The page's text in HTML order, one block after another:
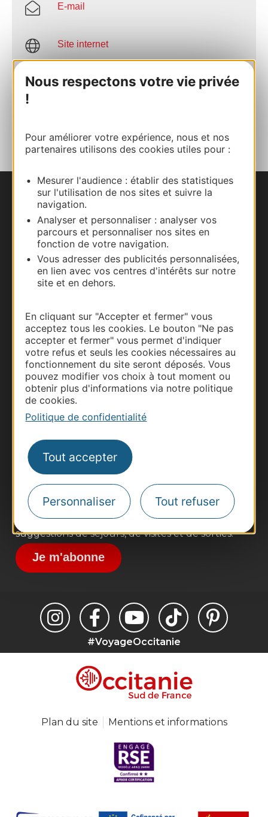
Nous respectons votre vie privée
!
Pour améliorer votre expérience, nous et nos
partenaires utilisons des cookies utiles pour :
Mesurer l'audience : établir des statistiques
sur l'utilisation de nos sites et suivre la
navigation.
Analyser et personnaliser : analyser vos
parcours et personnaliser nos sites en
fonction de votre navigation.
Vous adresser des publicités personnalisées,
en lien avec vos centres d'intérêts sur notre
site et en dehors.
En cliquant sur "Accepter et fermer" vous
acceptez tous les cookies. Le bouton "Ne pas
accepter et fermer" vous permet d'indiquer
votre refus et seuls les cookies nécessaires au
fonctionnement du site seront déposés. Vous
pouvez modifier vos choix à tout moment ou
obtenir plus d'informations via notre politique
de cookies.
Politique de confidentialité
Tout accepter
Personnaliser Tout refuser
E-mail
Site internet
Facebook
Nous contacter
Carte interactive
Documentation
Thermalisme
Business/Mice
Pros d'Occitanie
Site presse et d'influence
Voyagistes
Destination Sport
Inscrivez-vous à la lettre d'information
suggestions de séjours, de visites et de sorties.
Je m'abonne
#VoyageOccitanie
Plan du site Mentions et informations